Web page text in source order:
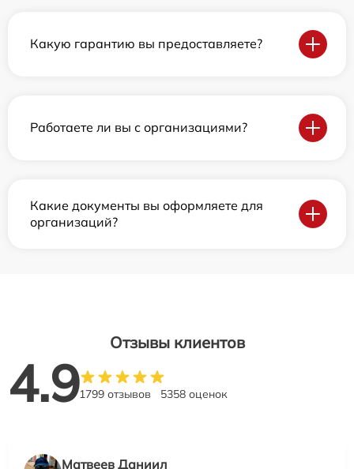
Какую гарантию вы предоставляете?
Работаете ли вы с организациями?
Какие документы вы оформляете для
организаций?
Отзывы клиентов
4.91799 отзывов 5358 оценок
Матвеев Даниил